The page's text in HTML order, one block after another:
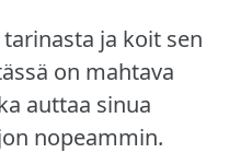
ja koit sen
on mahtava
auttaa sinua
nopeammin.